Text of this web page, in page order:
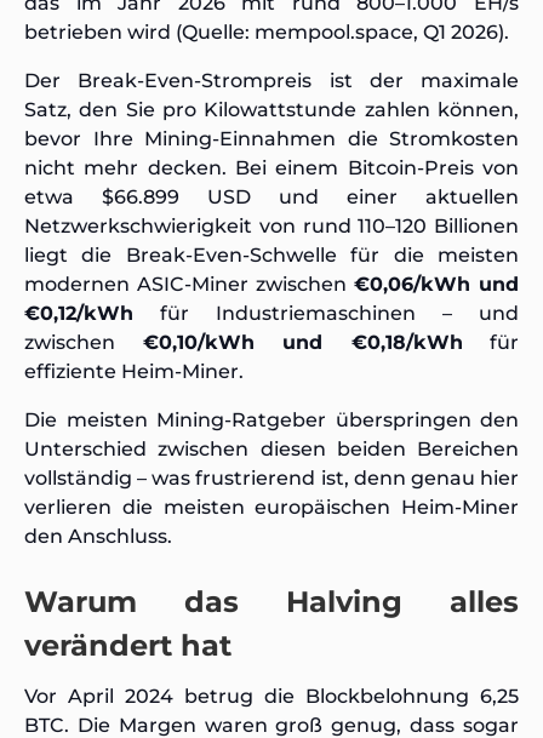
betrieben wird (Quelle: mempool.space, Q1 2026).
Der Break-Even-Strompreis ist der maximale
Satz, den Sie pro Kilowattstunde zahlen können,
bevor Ihre Mining-Einnahmen die Stromkosten
nicht mehr decken. Bei einem Bitcoin-Preis von
etwa $66.899 USD und einer aktuellen
Netzwerkschwierigkeit von rund 110–120 Billionen
liegt die Break-Even-Schwelle für die meisten
modernen ASIC-Miner zwischen €0,06/kWh und
€0,12/kWh für Industriemaschinen – und
zwischen €0,10/kWh und €0,18/kWh für
effiziente Heim-Miner.
Die meisten Mining-Ratgeber überspringen den
Unterschied zwischen diesen beiden Bereichen
vollständig – was frustrierend ist, denn genau hier
verlieren die meisten europäischen Heim-Miner
den Anschluss.
Warum das Halving alles
verändert hat
Vor April 2024 betrug die Blockbelohnung 6,25
BTC. Die Margen waren groß genug, dass sogar